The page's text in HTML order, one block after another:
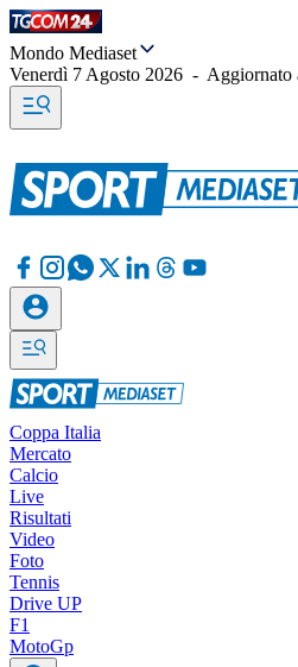
Mondo Mediaset
Venerdì 7 Agosto 2026 - Aggiornato
Coppa Italia
Mercato
Calcio
Live
Risultati
Video
Foto
Tennis
Drive UP
F1
MotoGp